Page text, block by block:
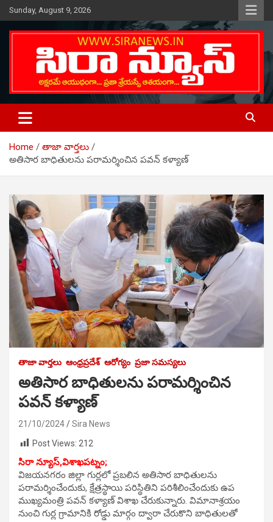
Skip
to
content
Sunday, August 9, 2026
SIRA NEWS
Telugu Online News Daily
Home
తాజా వార్తలు
అతిసార బాధితులను పరామర్శించిన పవన్ కళ్యాణ్
తాజా వార్తలు ఆంధ్రప్రదేశ్ ఆరోగ్యం ప్రజా సమస్యలు
అతిసార బాధితులను పరామర్శించిన
పవన్ కళ్యాణ్
21/10/2024
Sira News
Post Views: 212
సిరా న్యూస్,విశాఖపట్నం;
విజయనగరం జిల్లా గుర్లలో ప్రబలిన అతిసార బాధితులను
పరామర్శించేందుకు, క్షేత్రస్థాయి పరిస్థితిని పరిశీలించేందుకు ఉప
ముఖ్యమంత్రి పవన్ కళ్యాణ్ విశాఖ చేరుకున్నారు. విమానాశ్రయం
నుంచి గుర్ల గ్రామానికి రోడ్డు మార్గం ద్వారా చేరుకొని బాధితులతో